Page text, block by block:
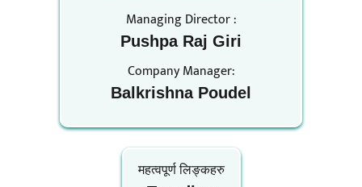
Managing Director :
Pushpa Raj Giri
Company Manager:
Balkrishna Poudel
महत्वपूर्ण लिङ्कहरु